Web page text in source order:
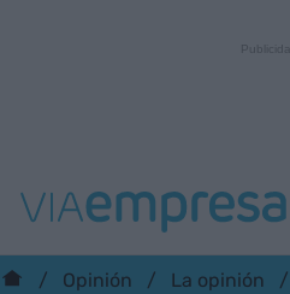
Opinión La opinión